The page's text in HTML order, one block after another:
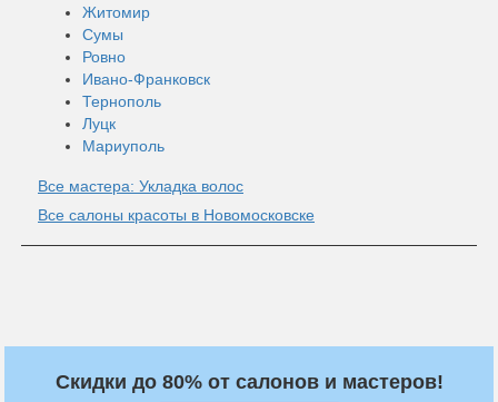
Житомир
Сумы
Ровно
Ивано-Франковск
Тернополь
Луцк
Мариуполь
Все мастера: Укладка волос
Все салоны красоты в Новомосковске
Скидки до 80% от салонов и мастеров!